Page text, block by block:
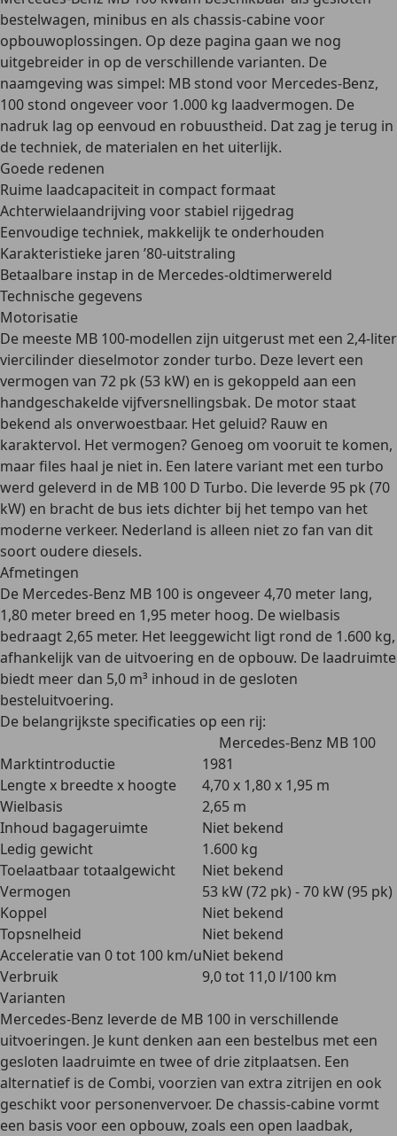
bestelwagen, minibus en als chassis-cabine voor
opbouwoplossingen. Op deze pagina gaan we nog
uitgebreider in op de verschillende varianten. De
naamgeving was simpel: MB stond voor Mercedes-Benz,
100 stond ongeveer voor 1.000 kg laadvermogen. De
nadruk lag op eenvoud en robuustheid. Dat zag je terug in
de techniek, de materialen en het uiterlijk.
Goede redenen
Ruime laadcapaciteit in compact formaat
Achterwielaandrijving voor stabiel rijgedrag
Eenvoudige techniek, makkelijk te onderhouden
Karakteristieke jaren ’80-uitstraling
Betaalbare instap in de Mercedes-oldtimerwereld
Technische gegevens
Motorisatie
De meeste MB 100-modellen zijn uitgerust met een 2,4-liter
viercilinder dieselmotorzonder turbo. Deze levert een
vermogen van 72 pk (53 kW) en is gekoppeld aan een
handgeschakelde vijfversnellingsbak. De motor staat
bekend als onverwoestbaar. Het geluid? Rauw en
karaktervol. Het vermogen? Genoeg om vooruit te komen,
maar files haal je niet in. Een latere variant met een turbo
werd geleverd in de MB 100 D Turbo. Die leverde 95 pk (70
kW) en bracht de bus iets dichter bij het tempo van het
moderne verkeer. Nederland is alleen niet zo fan van dit
soort oudere diesels.
Afmetingen
De Mercedes-Benz MB 100 is ongeveer 4,70 meter lang,
1,80 meter breed en 1,95 meter hoog. De wielbasis
bedraagt 2,65 meter. Het leeggewicht ligt rond de 1.600 kg,
afhankelijk van de uitvoering en de opbouw. De laadruimte
biedt meer dan 5,0 m³ inhoud in de gesloten
besteluitvoering.
De belangrijkste specificaties op een rij:
Mercedes-Benz MB 100
Marktintroductie
1981
Lengte x breedte x hoogte
4,70 x 1,80 x 1,95 m
Wielbasis
2,65 m
Inhoud bagageruimte
Niet bekend
Ledig gewicht
1.600 kg
Toelaatbaar totaalgewicht
Niet bekend
Vermogen
53 kW (72 pk) - 70 kW (95 pk)
Koppel
Niet bekend
Topsnelheid
Niet bekend
Acceleratie van 0 tot 100 km/uNiet bekend
Verbruik
9,0 tot 11,0 l/100 km
Varianten
Mercedes-Benz leverde de MB 100 in verschillende
uitvoeringen. Je kunt denken aan een bestelbus met een
gesloten laadruimte en twee of drie zitplaatsen. Een
alternatief is de Combi, voorzien van extra zitrijen en ook
geschikt voor personenvervoer. De chassis-cabinevormt
een basis voor een opbouw, zoals een open laadbak,